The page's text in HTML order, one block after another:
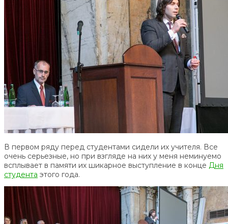
В первом ряду перед студентами сидели их учителя. Все
очень серьезные, но при взгляде на них у меня неминуемо
всплывает в памяти их шикарное выступление в конце Дня
студента этого года.